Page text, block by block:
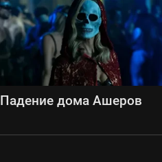
Падение дома Ашеров